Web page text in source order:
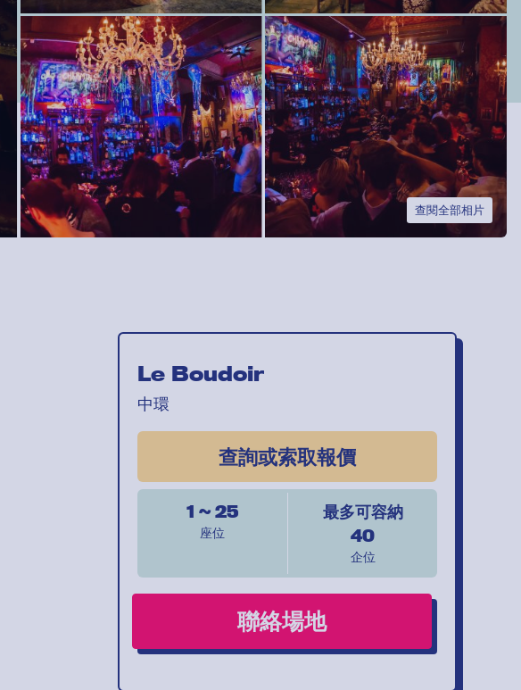
查閱全部相片
Le Boudoir
中環
查詢或索取報價
1 ~ 25
座位
最多可容納
40
企位
聯絡場地